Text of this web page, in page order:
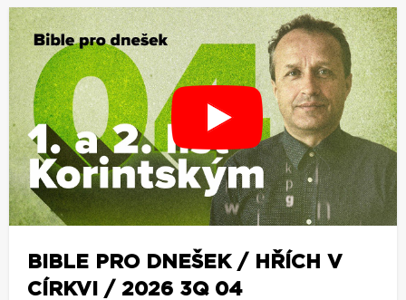
BIBLE PRO DNEŠEK / HŘÍCH V
CÍRKVI / 2026 3Q 04